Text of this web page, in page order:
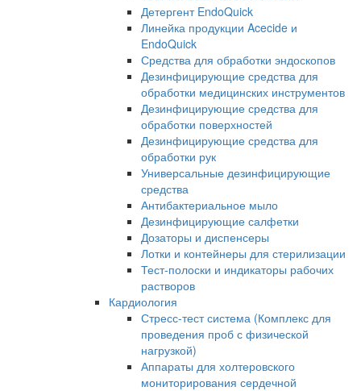
Детергент EndoQuick
Линейка продукции Acecide и
EndoQuick
Средства для обработки эндоскопов
Дезинфицирующие средства для
обработки медицинских инструментов
Дезинфицирующие средства для
обработки поверхностей
Дезинфицирующие средства для
обработки рук
Универсальные дезинфицирующие
средства
Антибактериальное мыло
Дезинфицирующие салфетки
Дозаторы и диспенсеры
Лотки и контейнеры для стерилизации
Тест-полоски и индикаторы рабочих
растворов
Кардиология
Стресс-тест система (Комплекс для
проведения проб с физической
нагрузкой)
Аппараты для холтеровского
мониторирования сердечной